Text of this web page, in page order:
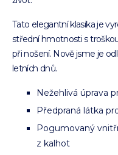
Tato elegantní klasika je
střední hmotnosti s
při nošení. Nově jsme je
letních dnů.
Nežehlivá úprava
Předpraná látka
Pogumovaný
z kalhot